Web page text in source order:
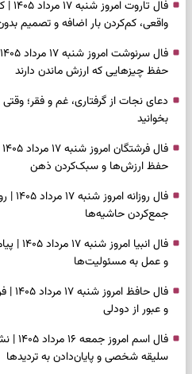
واقعی، کم‌کردن بار اضافه و تصمیم
حفظ چیزهایی که ارزش ماندن دارند
دعای نجات از گرفتاری، غم و فقر؛
بخوانید
حفظ ارزش‌ها و سبک‌کردن ذهن
فال
جمع‌کردن حاشیه‌ها
فال
و عمل به مسئولیت‌ها
فال
و عبور از دودلی
فال
سلیقه شخصی و پایان‌دادن به تردیدها